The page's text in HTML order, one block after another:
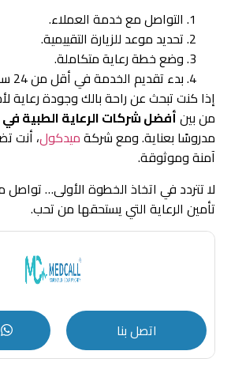
التواصل مع خدمة العملاء.
تحديد موعد للزيارة التقييمية.
وضع خطة رعاية متكاملة.
بدء تقديم الخدمة في أقل من 24 ساعة.
إذا كنت تبحث عن راحة بالك وجودة رعاية
من بينأفضل شركات الرعاية الطبية
مدروسًا بعناية. ومع شركةميدكول، أنت
آمنة وموثوقة.
لا تتردد في اتخاذ الخطوة الأولى… تواصل
تأمين الرعاية التي يستحقها من تحب.
اتصل بنا